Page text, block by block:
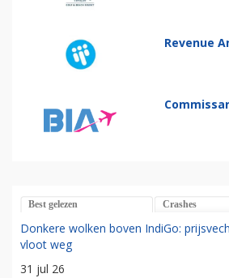
Revenue
Best gelezen Crashes
Donkere wolken boven IndiGo:
vloot weg
31 jul 26